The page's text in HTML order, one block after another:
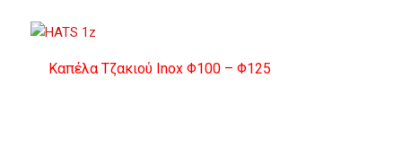
Καπέλα Τζακιού Inox Φ100 – Φ125